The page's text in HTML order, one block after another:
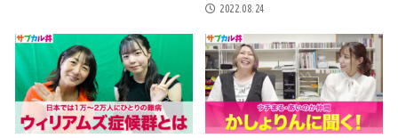
2022.08.24